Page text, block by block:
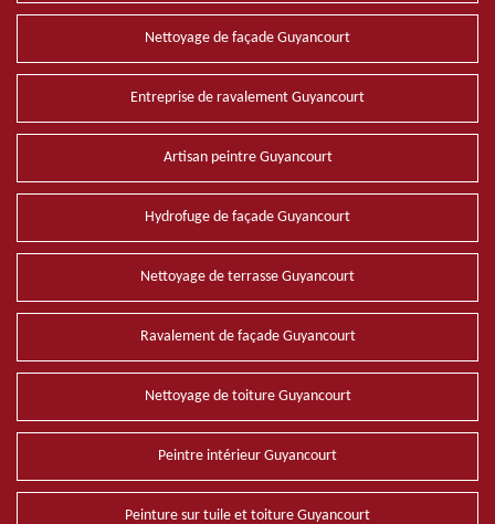
Nettoyage de façade Guyancourt
Entreprise de ravalement Guyancourt
Artisan peintre Guyancourt
Hydrofuge de façade Guyancourt
Nettoyage de terrasse Guyancourt
Ravalement de façade Guyancourt
Nettoyage de toiture Guyancourt
Peintre intérieur Guyancourt
Peinture sur tuile et toiture Guyancourt